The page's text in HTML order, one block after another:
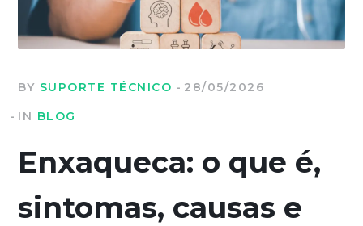
BY SUPORTE TÉCNICO
28/05/2026
IN BLOG
Enxaqueca: o que é,
sintomas, causas e